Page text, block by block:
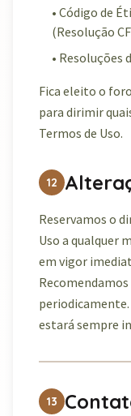
• Código de
(Resolução
• Resoluções
Fica eleito o
para dirimir
Termos de Uso.
12
Reservamos o
Uso a qualquer
em vigor
estará sempre
13